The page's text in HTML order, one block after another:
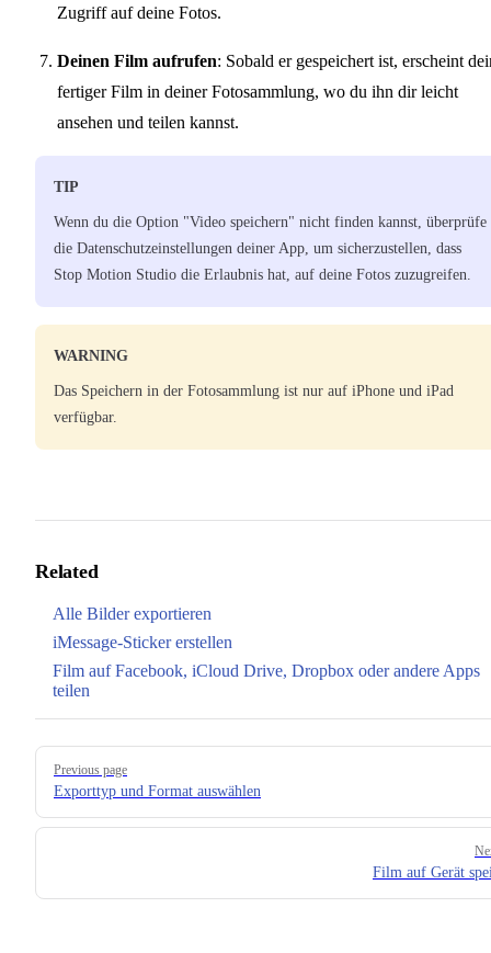
Zugriff auf deine Fotos.
Deinen Film aufrufen: Sobald er gespeichert ist, erscheint
fertiger Film in deiner Fotosammlung, wo du ihn dir leicht
ansehen und teilen kannst.
TIP
Wenn du die Option "Video speichern" nicht finden kannst, überprüfe
die Datenschutzeinstellungen deiner App, um sicherzustellen, dass
Stop Motion Studio die Erlaubnis hat, auf deine Fotos zuzugreifen.
WARNING
Das Speichern in der Fotosammlung ist nur auf iPhone und iPad
verfügbar.
Related
Alle Bilder exportieren
iMessage-Sticker erstellen
Film auf Facebook, iCloud Drive, Dropbox oder andere Apps
teilen
Pager
Previous page
Exporttyp und Format auswählen
Film auf Gerät